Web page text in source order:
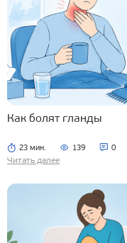
Как болят гланды
23 мин. 139 0
Читать далее